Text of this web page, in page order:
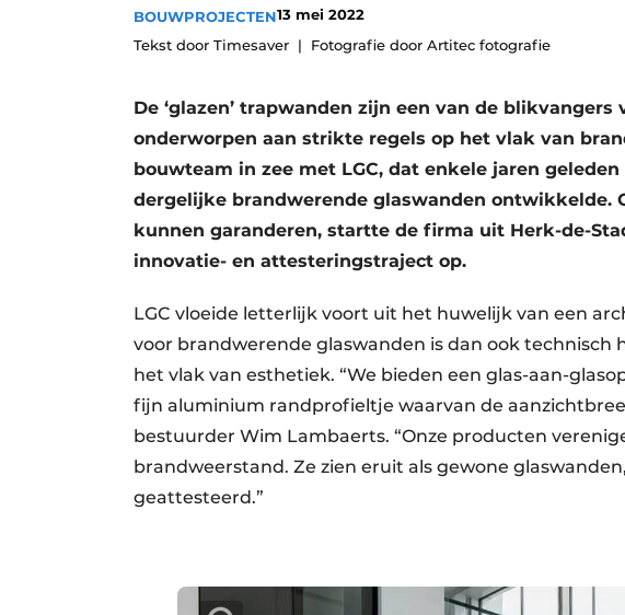
Vacature aanmelden
Video’s
Aanmelden
Bedrijven
Bedrijven
Contact
BOUWPROJECTEN13 mei 2022
Tekst door Timesaver
Fotografie door Artitec fotografie
De ‘glazen’ trapwanden zijn een van de blikvangers
onderworpen aan strikte regels op het vlak van
bouwteam in zee met LGC, dat enkele jaren
dergelijke brandwerende glaswanden ontwikkelde.
kunnen garanderen, startte de firma uit Herk-de-
innovatie- en attesteringstraject op.
LGC vloeide letterlijk voort uit het huwelijk van een
voor brandwerende glaswanden is dan ook technisch
het vlak van esthetiek. “We bieden een glas-aan-
fijn aluminium randprofieltje waarvan de
bestuurder Wim Lambaerts. “Onze producten
brandweerstand. Ze zien eruit als gewone
geattesteerd.”